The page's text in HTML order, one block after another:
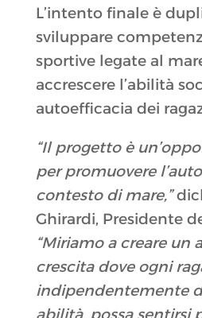
L’intento finale è
sviluppare
sportive legate al
accrescere l’abilità
autoefficacia dei
“Il progetto è
per promuovere
contesto di mare,”
Ghirardi, Presidente
“Miriamo a creare un
crescita dove ogni
indipendentemente